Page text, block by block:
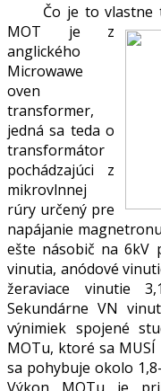
Čo je to vlastne
MOT je z
anglického
Microwawe
oven
transformer,
jedná sa teda o
transformátor
pochádzajúci z
mikrovlnnej
rúry určený pre
napájanie
ešte násobič na 6kV
vinutia, anódové
žeraviace vinutie
Sekundárne VN
výnimiek spojené
MOTu, ktoré sa
sa pohybuje okolo